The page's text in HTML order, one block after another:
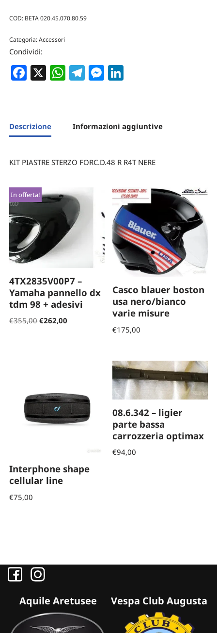
COD: BETA 020.45.070.80.59
Categoria:Accessori
Condividi:
Facebook
X WhatsApp
Telegram
Messenger
Descrizione Informazioni aggiuntive
KIT PIASTRE STERZO FORC.D.48 R R4T NERE
In offerta!
4TX2835V00P7 –
Yamaha pannello dx
tdm 98 + adesivi
€355,00 €262,00
Casco blauer boston
usa nero/bianco
varie misure
€175,00
Interphone shape
cellular line
€75,00
08.6.342 – ligier
parte bassa
carrozzeria optimax
€94,00
Aquile Aretusee Vespa Club Augusta